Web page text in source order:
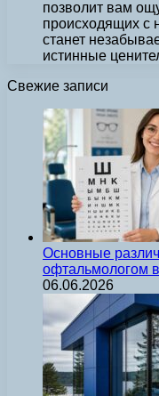
позволит вам
происходящих с
станет
истинные
Свежие записи
Основные
офтальмологом
06.06.2026